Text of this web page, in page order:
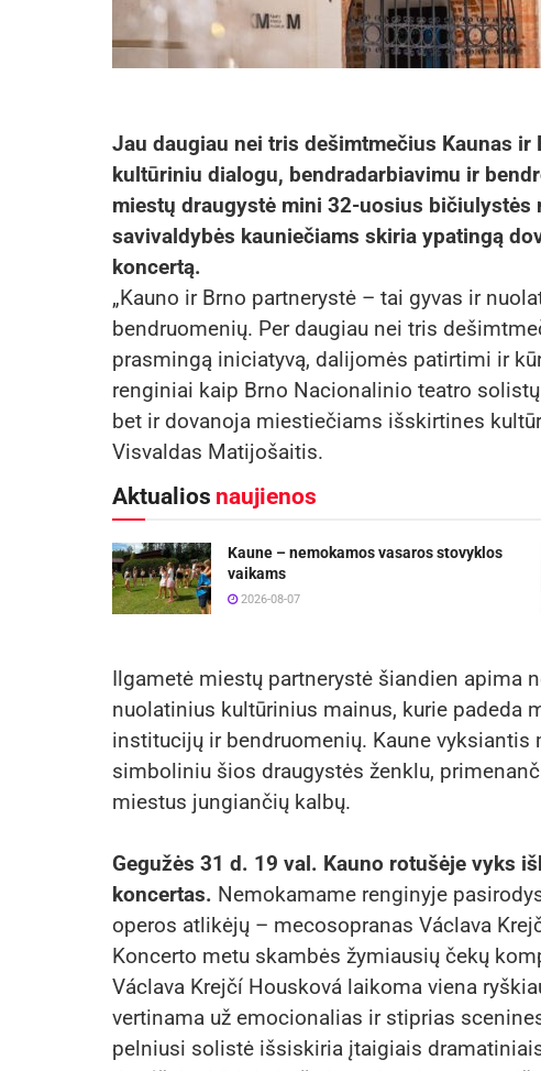
Jau daugiau nei tris dešimtmečius Kaunas
kultūriniu dialogu, bendradarbiavimu ir
miestų draugystė mini 32-uosius bičiulystės
savivaldybės kauniečiams skiria ypatingą
koncertą.
„Kauno ir Brno partnerystė – tai gyvas ir
bendruomenių. Per daugiau nei tris
prasmingą iniciatyvą, dalijomės patirtimi ir
renginiai kaip Brno Nacionalinio teatro
bet ir dovanoja miestiečiams išskirtines
Visvaldas Matijošaitis.
Aktualios naujienos
Kaune – nemokamos vasaros stovyklos
vaikams
2026-08-07
Ilgametė miestų partnerystė šiandien apima
nuolatinius kultūrinius mainus, kurie padeda
institucijų ir bendruomenių. Kaune
simboliniu šios draugystės ženklu,
miestus jungiančių kalbų.
Gegužės 31 d. 19 val. Kauno rotušėje vyks
koncertas. Nemokamame renginyje
operos atlikėjų – mecosopranas Václava
Koncerto metu skambės žymiausių čekų
Václava Krejčí Housková laikoma viena
vertinama už emocionalias ir stiprias
pelniusi solistė išsiskiria įtaigiais